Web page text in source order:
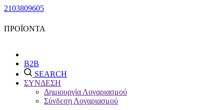
2103809605
ΠΡΟΪΟΝΤΑ
B2B
SEARCH
ΣΥΝΔΕΣΗ
Δημιουργία Λογαριασμού
Σύνδεση Λογαριασμού